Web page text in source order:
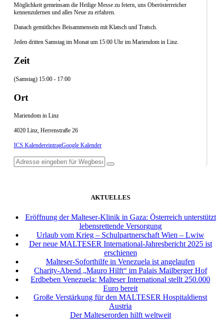
Möglichkeit gemeinsam die Heilige Messe zu feiern, uns Oberösterreicher
kennenzulernen und alles Neue zu erfahren.
Danach gemütliches Beisammensein mit Klatsch und Tratsch.
Jeden dritten Samstag im Monat um 15:00 Uhr im Mariendom in Linz.
Zeit
(Samstag) 15:00 - 17:00
Ort
Mariendom in Linz
4020 Linz, Herrenstraße 26
ICS KalendereintragGoogle Kalender
AKTUELLES
Eröffnung der Malteser-Klinik in Gaza: Österreich unterstützt
lebensrettende Versorgung
Urlaub vom Krieg – Schulpartnerschaft Wien – Lwiw
Der neue MALTESER International-Jahresbericht 2025 ist
erschienen
Malteser-Soforthilfe in Venezuela ist angelaufen
Charity-Abend „Mauro Hilft“ im Palais Mailberger Hof
Erdbeben Venezuela: Malteser International stellt 250.000
Euro bereit
Große Verstärkung für den MALTESER Hospitaldienst
Austria
Der Malteserorden hilft weltweit